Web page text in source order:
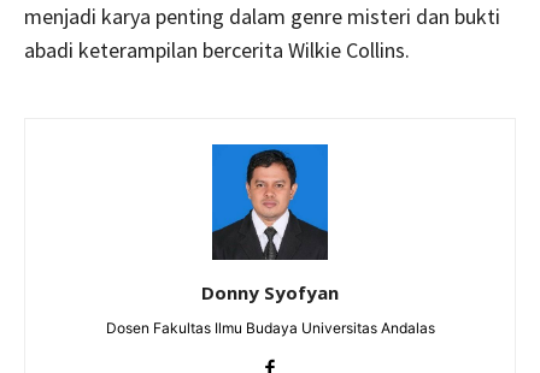
menjadi karya penting dalam genre misteri dan bukti
abadi keterampilan bercerita Wilkie Collins.
Donny Syofyan
Dosen Fakultas Ilmu Budaya Universitas Andalas